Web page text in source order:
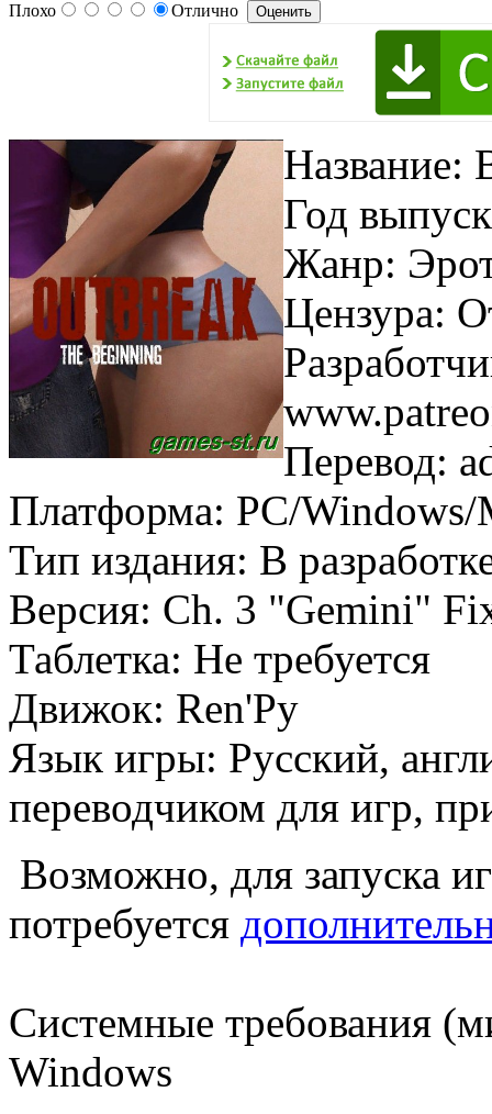
Плохо Отлично
Название:
Год
Жанр:
Цензура:
Перевод:
Платформа: PC/
Тип издания: В
Версия: Ch. 3 "Gemini"
Таблетка: Не требуется
Движок: Ren'Py
Язык игры: Русский,
переводчиком для игр,
Возможно, для запуска
потребуется
Системные требования
Windows